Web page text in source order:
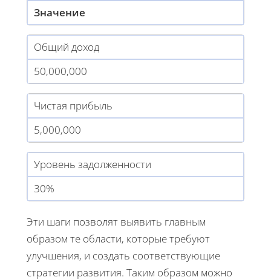
Значение
Общий доход
50,000,000
Чистая прибыль
5,000,000
Уровень задолженности
30%
Эти шаги позволят выявить главным
образом те области, которые требуют
улучшения, и создать соответствующие
стратегии развития. Таким образом можно